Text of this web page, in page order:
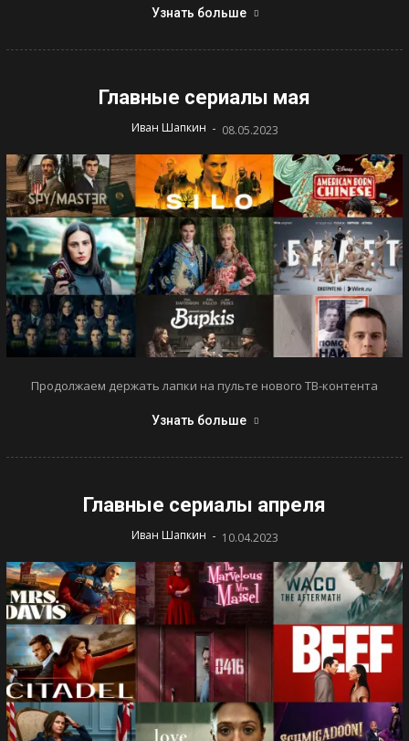
Узнать больше
Главные сериалы мая
Иван Шапкин - 08.05.2023
Продолжаем держать лапки на пульте нового ТВ-контента
Узнать больше
Главные сериалы апреля
Иван Шапкин - 10.04.2023